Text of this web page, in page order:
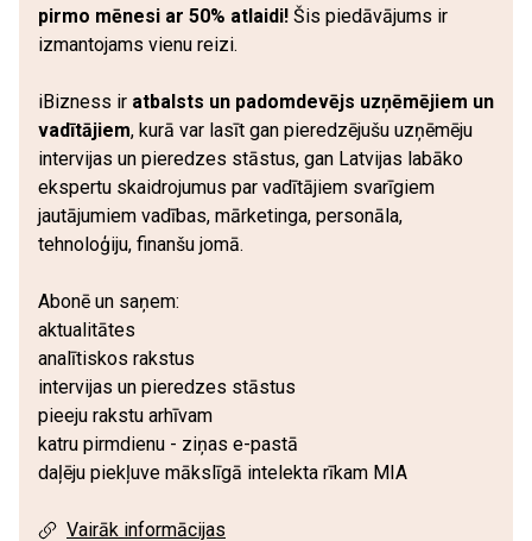
pirmo mēnesi ar 50% atlaidi! Šis piedāvājums ir
izmantojams vienu reizi.
iBizness ir atbalsts un padomdevējs uzņēmējiem un
vadītājiem, kurā var lasīt gan pieredzējušu uzņēmēju
intervijas un pieredzes stāstus, gan Latvijas labāko
ekspertu skaidrojumus par vadītājiem svarīgiem
jautājumiem vadības, mārketinga, personāla,
tehnoloģiju, finanšu jomā.
Abonē un saņem:
aktualitātes
analītiskos rakstus
intervijas un pieredzes stāstus
pieeju rakstu arhīvam
katru pirmdienu - ziņas e-pastā
daļēju piekļuve mākslīgā intelekta rīkam MIA
Vairāk informācijas